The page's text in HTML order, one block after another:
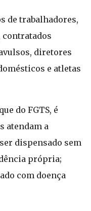
de trabalhadores,
diretores
e atletas
do FGTS, é
atendam a
dispensado sem
própria;
com doença